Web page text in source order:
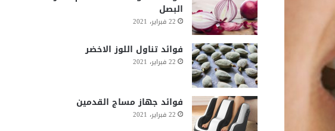
البصل
22 فبراير، 2021
فوائد تناول اللوز الاخضر
22 فبراير، 2021
فوائد جهاز مساج القدمين
22 فبراير، 2021